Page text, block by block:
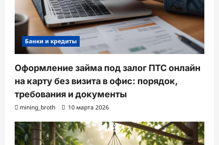
Банки и кредиты
Оформление займа под залог ПТС онлайн
на карту без визита в офис: порядок,
требования и документы
mining_broth 10 марта 2026